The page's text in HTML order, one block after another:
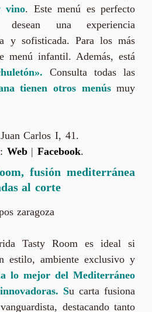
vino. Este menú es perfecto
una experiencia
y sofisticada. Para los más
menú infantil. Además, está
Consulta todas las
tienen otros menús muy
Carlos I, 41.
: Web|Facebook.
fusión mediterránea
al corte
Tasty Room es ideal si
estilo, ambiente exclusivo y
lo mejor del Mediterráneo
Su carta fusiona
destacando tanto